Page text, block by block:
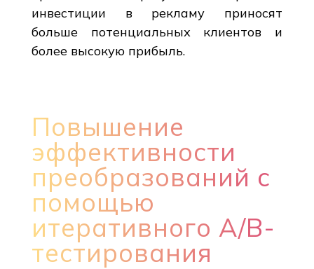
инвестиции в рекламу приносят
больше потенциальных клиентов и
более высокую прибыль.
Повышение
эффективности
преобразований с
помощью
итеративного A/B-
тестирования